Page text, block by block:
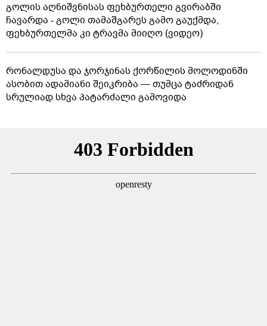
გოლის აღნიშვნისას ფეხბურთელი გვირაბში
ჩავარდა - გოლი თამაშგარეს გამო გაუქმდა,
ფეხბურთელმა კი ტრავმა მიიღო (ვიდეო)
რონალდუსა და ჯორჯინას ქორწილის მოლოდინში
ასობით ადამიანი შეიკრიბა — თუმცა ტაძრიდან
სრულიად სხვა პატარძალი გამოვიდა